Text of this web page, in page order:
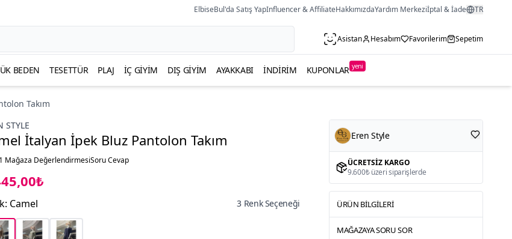
ElbiseBul'da Satış YapInfluencer & AffiliateHakkımızdaYardım Merkeziİptal & İade TR
Asistan Hesabım Favorilerim Sepetim
BEDEN TESETTÜR PLAJ İÇ GIYIM DIŞ GIYIM AYAKKABI İNDIRIM KUPONLAR yeni
Takım
STYLE
İtalyan İpek Bluz Pantolon Takım
Mağaza DeğerlendirmesiSoru Cevap
: Camel 3 Renk Seçeneği
Eren Style
ÜCRETSIZ KARGO
9.600₺ üzeri siparişlerde
ÜRÜN BILGILERI
MAĞAZAYA SORU SOR